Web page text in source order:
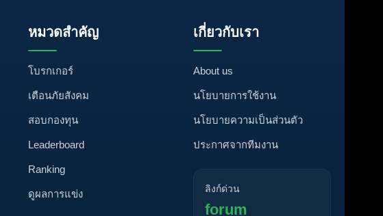
หมวดสำคัญ
โบรกเกอร์
เตือนภัยสังคม
สอบกองทุน
Leaderboard
Ranking
ดูผลการแข่ง
เกี่ยวกับเรา
About us
นโยบายการใช้งาน
นโยบายความเป็นส่วนตัว
ประกาศจากทีมงาน
ลิงก์ด่วน
forum